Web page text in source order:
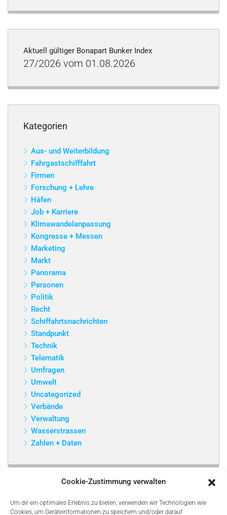
Cookie-Zustimmung verwalten
Um dir ein optimales Erlebnis zu bieten, verwenden wir Technologien wie
Cookies, um Geräteinformationen zu speichern und/oder darauf
Aktuell gültiger Bonapart Bunker Index
27/2026 vom 01.08.2026
Kategorien
Aus- und Weiterbildung
Fahrgastschifffahrt
Firmen
Forschung + Lehre
Häfen
Job + Karriere
Klimawandelanpassung
Kongresse + Messen
Marketing
Markt
Panorama
Personen
Politik
Recht
Schiffahrtsnachrichten
Standpunkt
Technik
Telematik
Umfragen
Umwelt
Uncategorized
Verbände
Verwaltung
Wasserstrassen
Zahlen + Daten